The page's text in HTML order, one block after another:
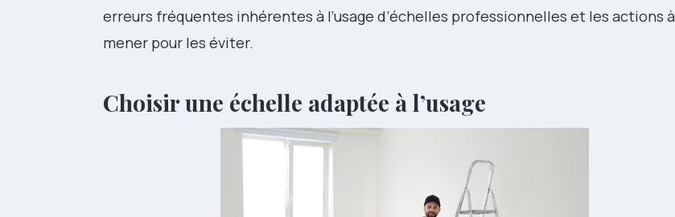
erreurs fréquentes inhérentes à l’usage d’échelles professionnelles et les actions à
mener pour les éviter.
Choisir une échelle adaptée à l’usage